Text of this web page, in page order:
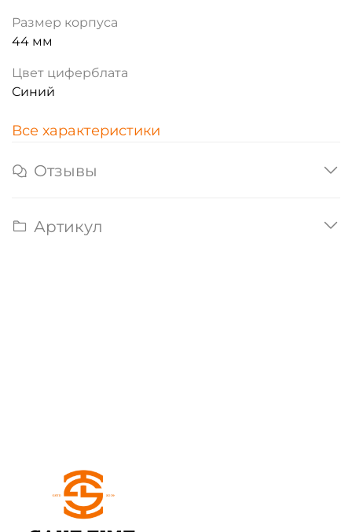
Размер корпуса
44 мм
Цвет циферблата
Синий
Все характеристики
Отзывы
Артикул